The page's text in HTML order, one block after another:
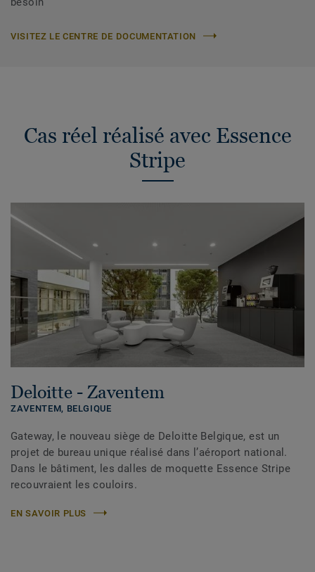
VISITEZ LE CENTRE DE DOCUMENTATION
Cas réel réalisé avec Essence
Stripe
Deloitte - Zaventem
ZAVENTEM, BELGIQUE
Gateway, le nouveau siège de Deloitte Belgique, est un
projet de bureau unique réalisé dans l’aéroport national.
Dans le bâtiment, les dalles de moquette Essence Stripe
recouvraient les couloirs.
EN SAVOIR PLUS